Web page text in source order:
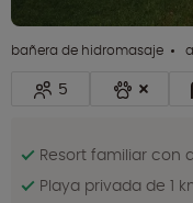
bañera de hidromasaje
5
Resort familiar con
Playa privada de 1